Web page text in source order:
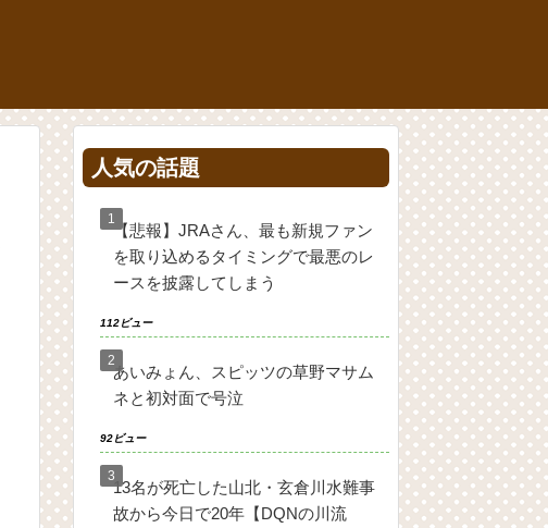
人気の話題
【悲報】JRAさん、最も新規ファン
を取り込めるタイミングで最悪のレ
ースを披露してしまう
112ビュー
あいみょん、スピッツの草野マサム
ネと初対面で号泣
92ビュー
13名が死亡した山北・玄倉川水難事
故から今日で20年【DQNの川流